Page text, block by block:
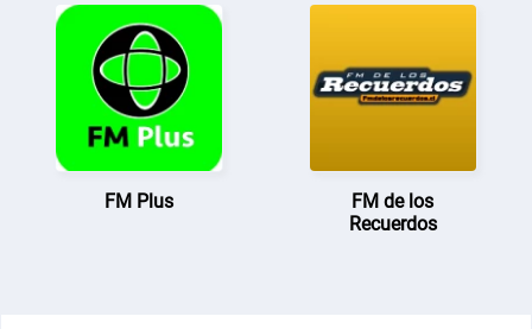
FM Plus
FM de los
Recuerdos